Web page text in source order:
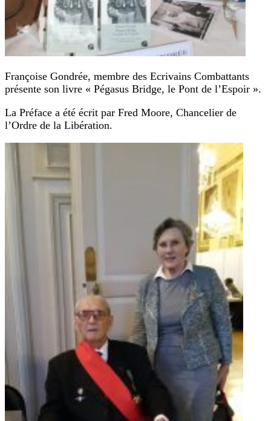
Françoise Gondrée, membre des Ecrivains Combattants
présente son livre « Pégasus Bridge, le Pont de l’Espoir ».
La Préface a été écrit par Fred Moore, Chancelier de
l’Ordre de la Libération.